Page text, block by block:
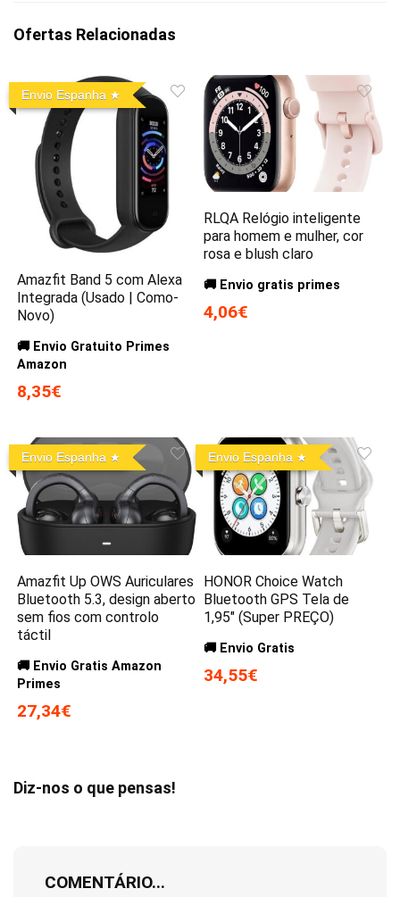
Ofertas Relacionadas
Envio Espanha
Amazfit Band 5 com Alexa
Integrada (Usado | Como-
Novo)
🚚 Envio Gratuito Primes
Amazon
8,35€
RLQA Relógio inteligente
para homem e mulher, cor
rosa e blush claro
🚚 Envio gratis primes
4,06€
Envio Espanha
Amazfit Up OWS Auriculares
Bluetooth 5.3, design aberto
sem fios com controlo
táctil
🚚 Envio Gratis Amazon
Primes
27,34€
Envio Espanha
HONOR Choice Watch
Bluetooth GPS Tela de
1,95″ (Super PREÇO)
🚚 Envio Gratis
34,55€
Diz-nos o que pensas!
COMENTÁRIO...